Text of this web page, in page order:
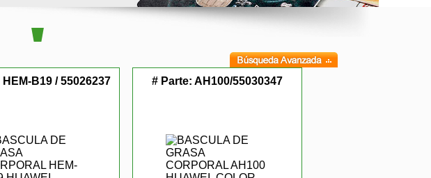
HEM-B19 / 55026237 # Parte:AH100/55030347